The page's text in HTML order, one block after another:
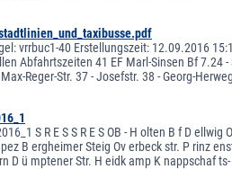
vrrbuc1-40 Erstellungszeit: 12.09.2016
Abfahrtszeiten 41 EF Marl-Sinsen Bf 7.24
Reger-Str. 37 - Josefstr. 38 - Georg-
S R E S S R E S OB - H olten B f D
B ergheimer Steig Ov erbeck str. P rinz
D ü mptener Str. H eidk amp K nappschaf